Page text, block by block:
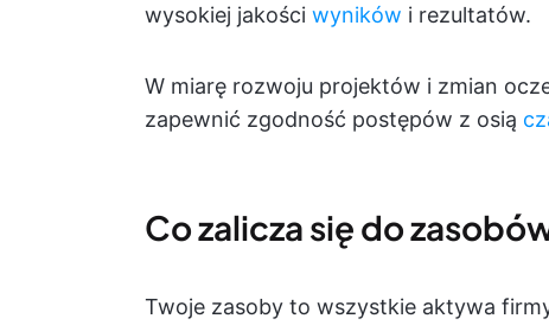
wysokiej jakości wyników i rezultatów.
W miarę rozwoju projektów i zmian
zapewnić zgodność postępów z osią
Co zalicza się do
Twoje zasoby to wszystkie aktywa